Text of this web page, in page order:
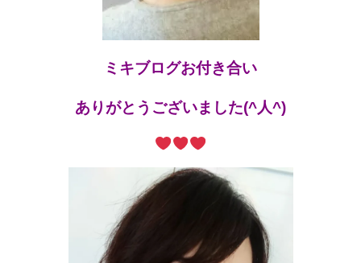
ミキブログお付き合い
ありがとうございました(^人^)